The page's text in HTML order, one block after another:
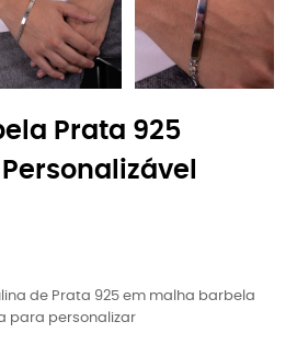
Prata 925
de Prata 925 em malha barbela
para personalizar